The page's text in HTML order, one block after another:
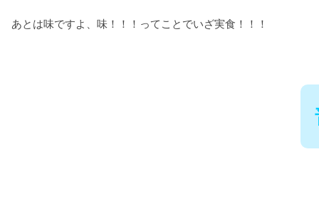
あとは味ですよ、味！！！ってことでいざ実食！！！